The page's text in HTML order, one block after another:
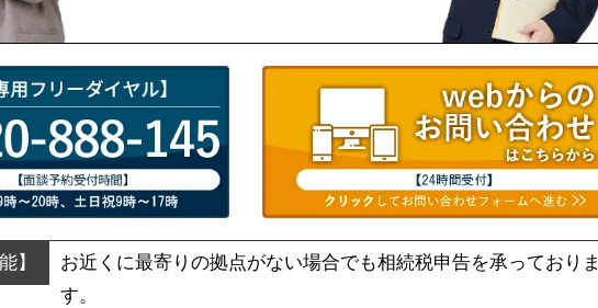
お近くに最寄りの拠点がない場合でも相続税申告を承っておりま
す。